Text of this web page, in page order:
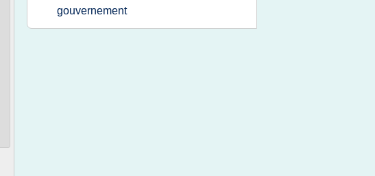
gouvernement